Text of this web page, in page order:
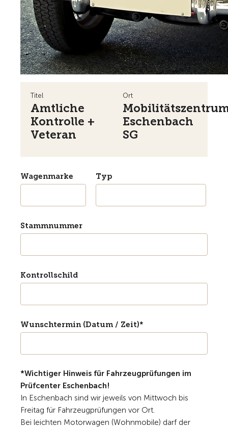
Titel Ort
Amtliche
Kontrolle +
Veteran
Eschenbach
SG
Wagenmarke Typ
Stammnummer
Kontrollschild
Wunschtermin (Datum / Zeit)*
*Wichtiger Hinweis für Fahrzeugprüfungen im
Prüfcenter Eschenbach!
In Eschenbach sind wir jeweils von Mittwoch bis
Freitag für Fahrzeugprüfungen vor Ort.
Bei leichten Motorwagen (Wohnmobile) darf der